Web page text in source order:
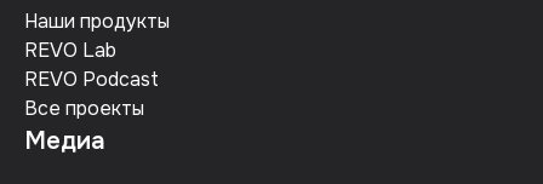
Наши продукты
REVO Lab
REVO Podcast
Все проекты
Медиа